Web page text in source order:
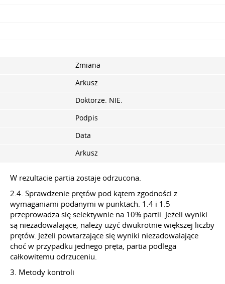
Zmiana
Arkusz
Doktorze. NIE.
Podpis
Data
Arkusz
W rezultacie partia zostaje odrzucona.
2.4. Sprawdzenie prętów pod kątem zgodności z
wymaganiami podanymi w punktach. 1.4 i 1.5
przeprowadza się selektywnie na 10% partii. Jeżeli wyniki
są niezadowalające, należy użyć dwukrotnie większej liczby
prętów. Jeżeli powtarzające się wyniki niezadowalające
choć w przypadku jednego pręta, partia podlega
całkowitemu odrzuceniu.
3. Metody kontroli